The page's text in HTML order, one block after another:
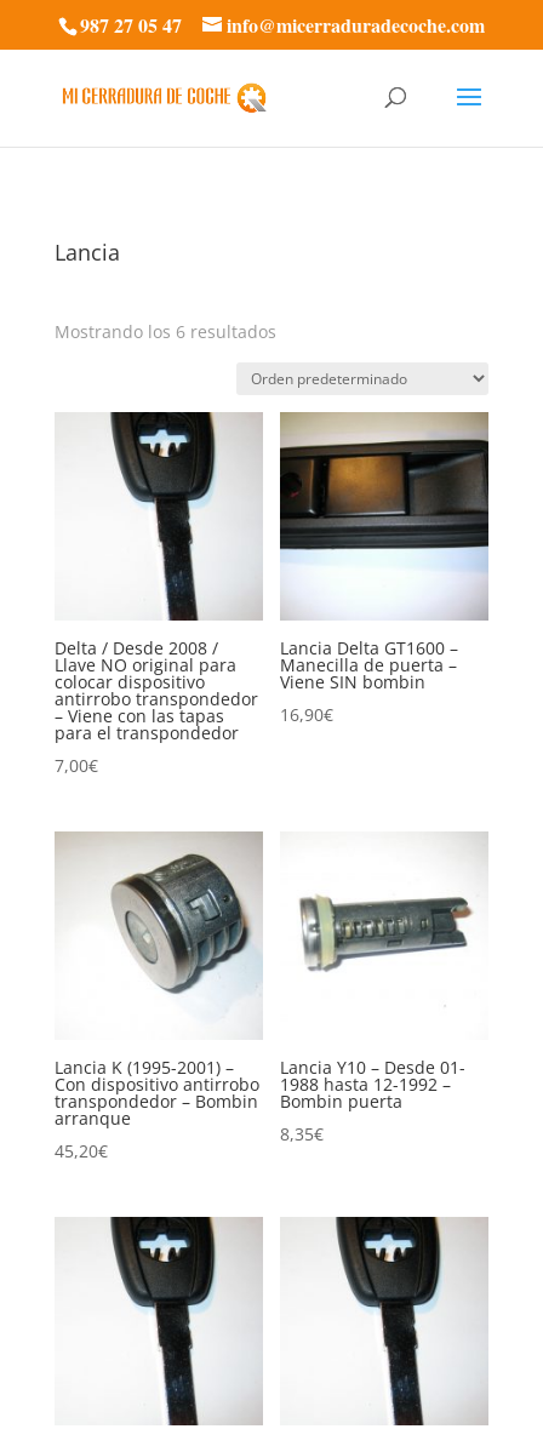
987 27 05 47 info@micerraduradecoche.com
Lancia
Mostrando los 6 resultados
Delta / Desde 2008 /
Llave NO original para
colocar dispositivo
antirrobo transpondedor
– Viene con las tapas
para el transpondedor
7,00€
Lancia Delta GT1600 –
Manecilla de puerta –
Viene SIN bombin
16,90€
Lancia K (1995-2001) –
Con dispositivo antirrobo
transpondedor – Bombin
arranque
45,20€
Lancia Y10 – Desde 01-
1988 hasta 12-1992 –
Bombin puerta
8,35€